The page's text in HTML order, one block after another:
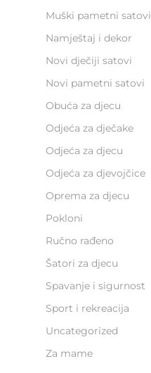
Muški pametni satovi
Namještaj i dekor
Novi dječiji satovi
Novi pametni satovi
Obuća za djecu
Odjeća za dječake
Odjeća za djecu
Odjeća za djevojčice
Oprema za djecu
Pokloni
Ručno rađeno
Šatori za djecu
Spavanje i sigurnost
Sport i rekreacija
Uncategorized
Za mame